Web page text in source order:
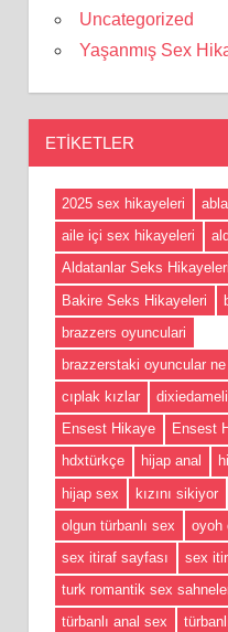
Uncategorized
Yaşanmış Sex
ETIKETLER
2025 sex hikayeleri
aile içi sex hikayeleri
Aldatanlar Seks Hikayeleri
Bakire Seks Hikayeleri
brazzers oyunculari
brazzerstaki oyuncular
cıplak kızlar
Ensest Hikaye
Ensest
hdxtürkçe
hijap anal
hijap sex
kızını sikiyor
olgun türbanlı sex
oyoh
sex itiraf sayfası
sex
turk romantik sex
türbanlı anal sex